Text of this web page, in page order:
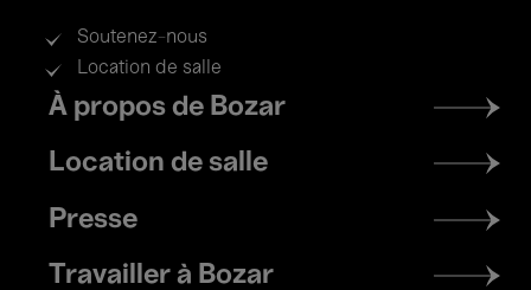
Soutenez-nous
Location de salle
Footer
menu
À propos de Bozar
Location de salle
Presse
Travailler à Bozar